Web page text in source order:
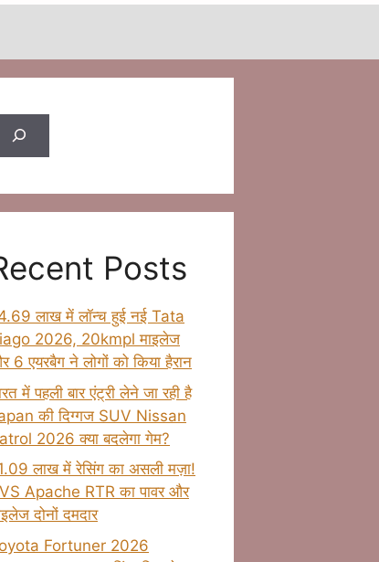
Posts
लाख में लॉन्च हुई नई Tata
2026, 20kmpl माइलेज
6 एयरबैग ने लोगों को किया हैरान
में पहली बार एंट्री लेने जा रही है
की दिग्गज SUV Nissan
2026 क्या बदलेगा गेम?
लाख में रेसिंग का असली मज़ा!
Apache RTR का पावर और
दोनों दमदार
Fortuner 2026